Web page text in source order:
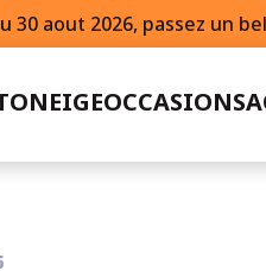
aout 2026, passez un
OCCASIONS